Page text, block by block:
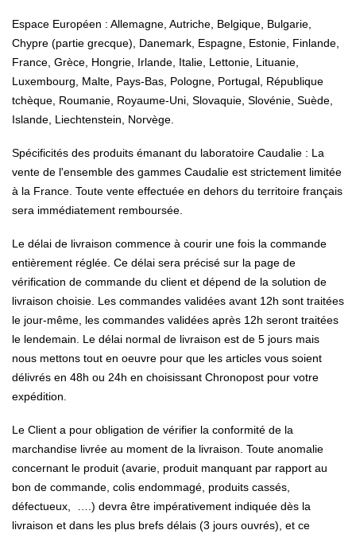
Espace Européen : Allemagne, Autriche, Belgique, Bulgarie,
Chypre (partie grecque), Danemark, Espagne, Estonie, Finlande,
France, Grèce, Hongrie, Irlande, Italie, Lettonie, Lituanie,
Luxembourg, Malte, Pays-Bas, Pologne, Portugal, République
tchèque, Roumanie, Royaume-Uni, Slovaquie, Slovénie, Suède,
Islande, Liechtenstein, Norvège.
Spécificités des produits émanant du laboratoire Caudalie : La
vente de l'ensemble des gammes Caudalie est strictement limitée
à la France. Toute vente effectuée en dehors du territoire français
sera immédiatement remboursée.
Le délai de livraison commence à courir une fois la commande
entièrement réglée. Ce délai sera précisé sur la page de
vérification de commande du client et dépend de la solution de
livraison choisie. Les commandes validées avant 12h sont traitées
le jour-même, les commandes validées après 12h seront traitées
le lendemain. Le délai normal de livraison est de 5 jours mais
nous mettons tout en oeuvre pour que les articles vous soient
délivrés en 48h ou 24h en choisissant Chronopost pour votre
expédition.
Le Client a pour obligation de vérifier la conformité de la
marchandise livrée au moment de la livraison. Toute anomalie
concernant le produit (avarie, produit manquant par rapport au
bon de commande, colis endommagé, produits cassés,
défectueux, ….) devra être impérativement indiquée dès la
livraison et dans les plus brefs délais (3 jours ouvrés), et ce